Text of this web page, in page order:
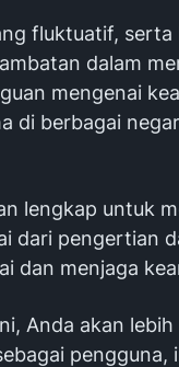
fluktuatif, serta
dalam
mengenai
di berbagai
lengkap untuk
dari pengertian
dan menjaga
Anda akan
pengguna,